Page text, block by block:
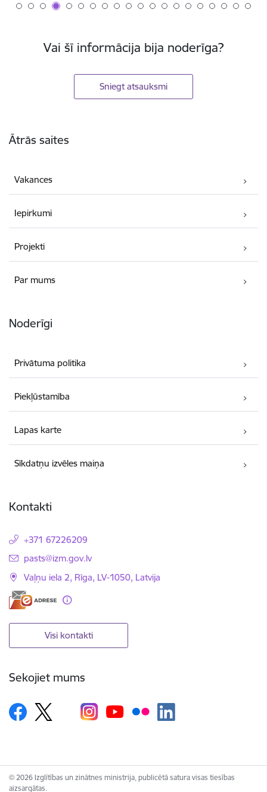
Vai šī informācija bija noderīga?
Sniegt atsauksmi
Ātrās saites
Vakances
Iepirkumi
Projekti
Par mums
Noderīgi
Privātuma politika
Piekļūstamība
Lapas karte
Sīkdatņu izvēles maiņa
Kontakti
+371 67226209
E-pasts:
pasts@izm.gov.lv
Vaļņu iela 2, Rīga, LV-1050, Latvija
Visi kontakti
Sekojiet mums
© 2026 Izglītības un zinātnes ministrija, publicētā satura visas tiesības
aizsargātas.